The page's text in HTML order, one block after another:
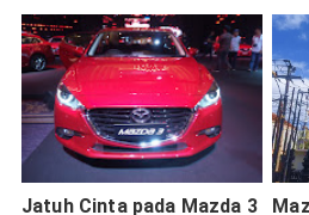
Jatuh Cinta pada Mazda 3